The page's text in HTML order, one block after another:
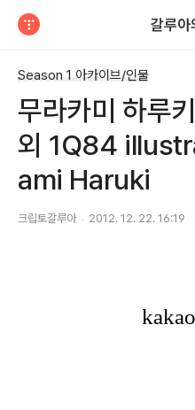
갈루아
Season 1 아카이브/인물
무라카미 하루
외 1Q84
ami Haruki
크립토갈루아 2012. 12. 22. 16:19